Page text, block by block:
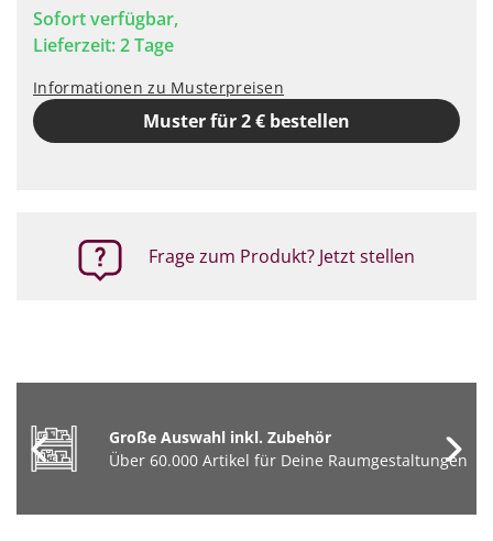
Sofort verfügbar,
Lieferzeit: 2 Tage
Informationen zu Musterpreisen
Muster für 2 € bestellen
Frage zum Produkt? Jetzt stellen
Große Auswahl inkl. Zubehör
Über 60.000 Artikel für Deine Raumgestaltungen